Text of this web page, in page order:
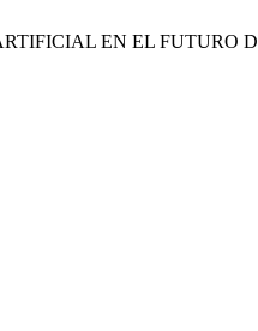
EN EL FUTURO